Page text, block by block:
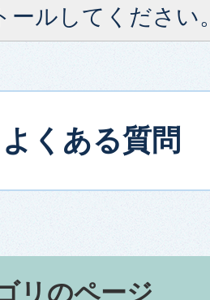
ールしてください
よくある質問
リのページ